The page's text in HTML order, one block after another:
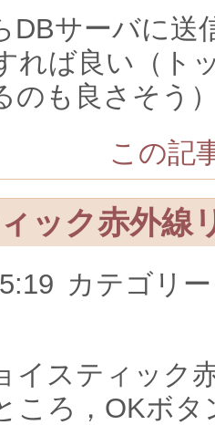
DBサーバに送
れば良い（ト
のも良さそう
この記
ック赤外線
カテゴリ
イスティック
ころ，OKボ